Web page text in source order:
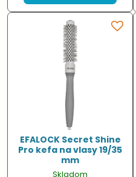
EFALOCK Secret Shine
Pro kefa na vlasy 19/35
mm
Skladom